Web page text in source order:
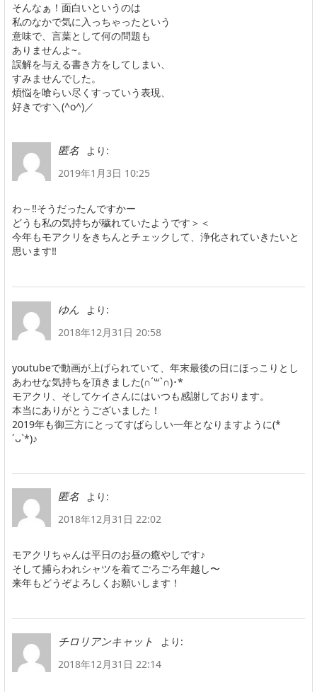
そんなぁ！面白いというのは
私のなかで気に入っちゃったという
意味で、言葉として何の問題も
ありませんよ~。
誤解を与える書き方をしてしまい、
すみませんでした。
煩悩を喰らい尽くすっていう表現、
好きです＼(^o^)／
匿名
より:
2019年1月3日 10:25
わ～‼そうだったんですかー
どうも私の気持ちが穢れていたようです＞＜
今年もモアクリをきちんとチェックして、浄化されていきたいと
思います‼
ゆん
より:
2018年12月31日 20:58
youtubeで動画が上げられていて、年末最後の日にほっこりとし
あわせな気持ちを頂きました(∩ˊ꒳​ˋ∩)･*
モアクリ、そしてケイさんにはいつも感謝しております。
本当にありがとうございました！
2019年も御三方にとってすばらしい一年となりますように(*
´ᴗ`*)♪
匿名
より:
2018年12月31日 22:02
モアクリちゃんは平日のお昼の癒やしです♪
そして捕らわれシャツを着てごろごろ年越し〜
来年もどうぞよろしくお願いします！
チロリアンキャット
より:
2018年12月31日 22:14